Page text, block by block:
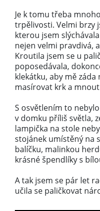
Je k tomu třeba
trpělivosti. Velmi brzy
kterou jsem
nejen velmi pravdivá,
Kroutila jsem se u
poposedávala,
klekátku, aby mě
masírovat krk a
S osvětlením to
v domku příliš světla,
lampička na stole
stojánek umístěný na
balíčku, malinkou
krásné špendlíky s
A tak jsem se pár let
učila se paličkovat